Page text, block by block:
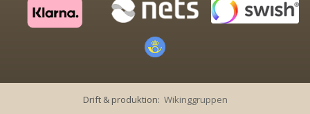
Drift & produktion: Wikinggruppen